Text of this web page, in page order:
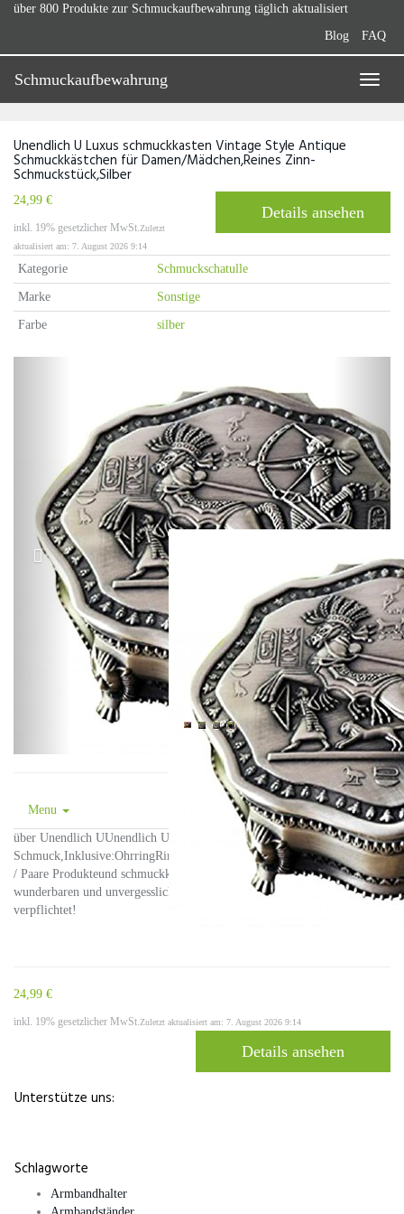
Skipüber 800 Produkte zur Schmuckaufbewahrung täglich aktualisiert
Blog
FAQ
Toggle
Schmuckaufbewahrung
Unendlich U Luxus schmuckkasten Vintage Style Antique
Schmuckkästchen für Damen/Mädchen,Reines Zinn-
Schmuckstück,Silber
24,99 €
inkl. 19% gesetzlicher MwSt.Zuletzt
aktualisiert am: 7. August 2026 9:14
Details ansehen
Kategorie Schmuckschatulle
Marke Sonstige
Farbe silber
Menu
über Unendlich UUnendlich U angebote tausende von
Schmuck,Inklusive:OhrringRingeArmbänderAnhängerHalskettenLiebhaber
/ Paare Produkteund schmuckkastenLuxus UhrenWir schaffen einen
wunderbaren und unvergesslichen Shopping-Erlebnis für jeden Kunden
verpflichtet!
24,99 €
inkl. 19% gesetzlicher MwSt.Zuletzt aktualisiert am: 7. August 2026 9:14
Details ansehen
Unterstütze uns:
Schlagworte
Armbandhalter